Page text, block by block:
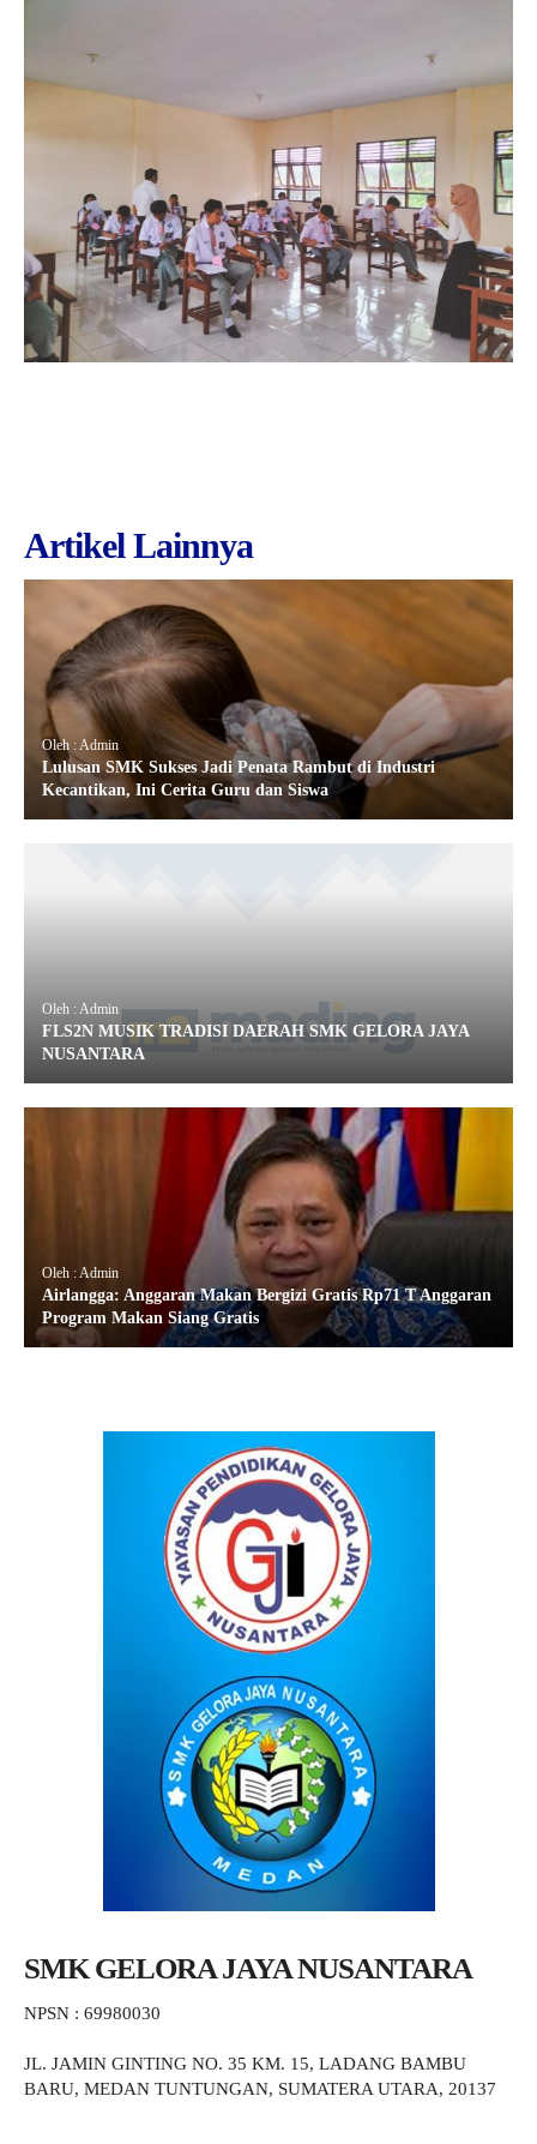
Artikel Lainnya
Oleh : Admin
Lulusan SMK Sukses Jadi Penata Rambut di Industri
Kecantikan, Ini Cerita Guru dan Siswa
Oleh : Admin
FLS2N MUSIK TRADISI DAERAH SMK GELORA JAYA
NUSANTARA
Oleh : Admin
Airlangga: Anggaran Makan Bergizi Gratis Rp71 T Anggaran
Program Makan Siang Gratis
SMK GELORA JAYA NUSANTARA
NPSN : 69980030
JL. JAMIN GINTING NO. 35 KM. 15, LADANG BAMBU
BARU, MEDAN TUNTUNGAN, SUMATERA UTARA, 20137